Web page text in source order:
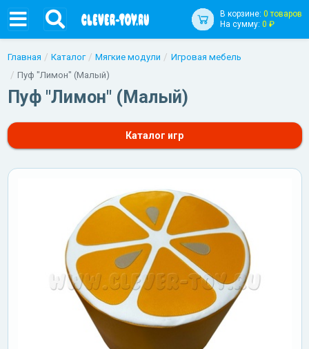
В корзине: 0 товаров
На сумму: 0 ₽
Главная Каталог Мягкие модули
Игровая мебель
Пуф "Лимон" (Малый)
Пуф "Лимон" (Малый)
Каталог игр